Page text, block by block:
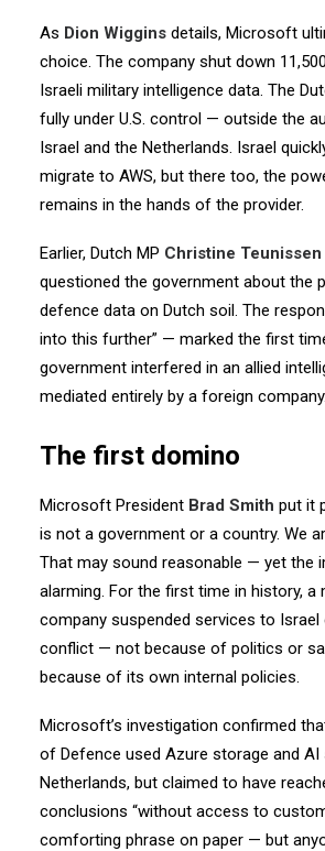
As Dion Wiggins details, Microsoft
choice. The company shut down
Israeli military intelligence data. The
fully under U.S. control — outside the
Israel and the Netherlands. Israel
migrate to AWS, but there too, the
remains in the hands of the provider.
Earlier, Dutch MP Christine Teunissen
questioned the government about the
defence data on Dutch soil. The
into this further” — marked the first
government interfered in an allied
mediated entirely by a foreign company.
The first domino
Microsoft President Brad Smith put it
is not a government or a country. We
That may sound reasonable — yet the
alarming. For the first time in history, a
company suspended services to Israel
conflict — not because of politics or
because of its own internal policies.
Microsoft’s investigation confirmed
of Defence used Azure storage and AI
Netherlands, but claimed to have
conclusions “without access to
comforting phrase on paper — but